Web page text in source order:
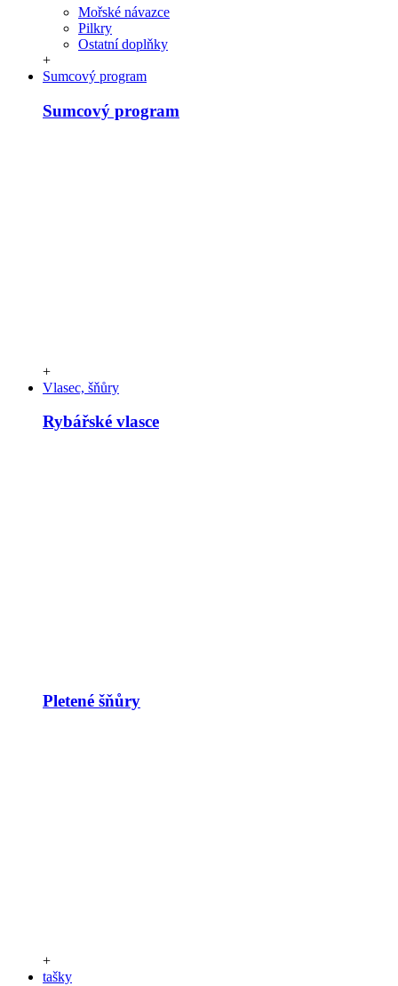
Mořské návazce
Pilkry
Ostatní doplňky
+
Sumcový program
Sumcový program
+
Vlasec, šňůry
Rybářské vlasce
Pletené šňůry
+
tašky